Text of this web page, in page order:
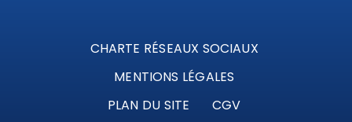
CHARTE RÉSEAUX SOCIAUX
MENTIONS LÉGALES
PLAN DU SITE
CGV